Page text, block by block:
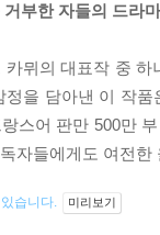
부한 자들의 드라마
뮈의 대표작 중
을 담아낸 이 작
스어 판만 500만
자들에게도 여전
습니다. 미리보기